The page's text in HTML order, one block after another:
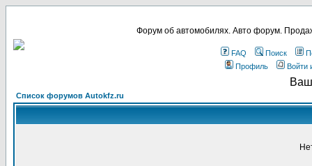
Форум об автомобилях. Авто форум.
FAQ Поиск
Профиль
Войти
Список форумов Autokfz.ru